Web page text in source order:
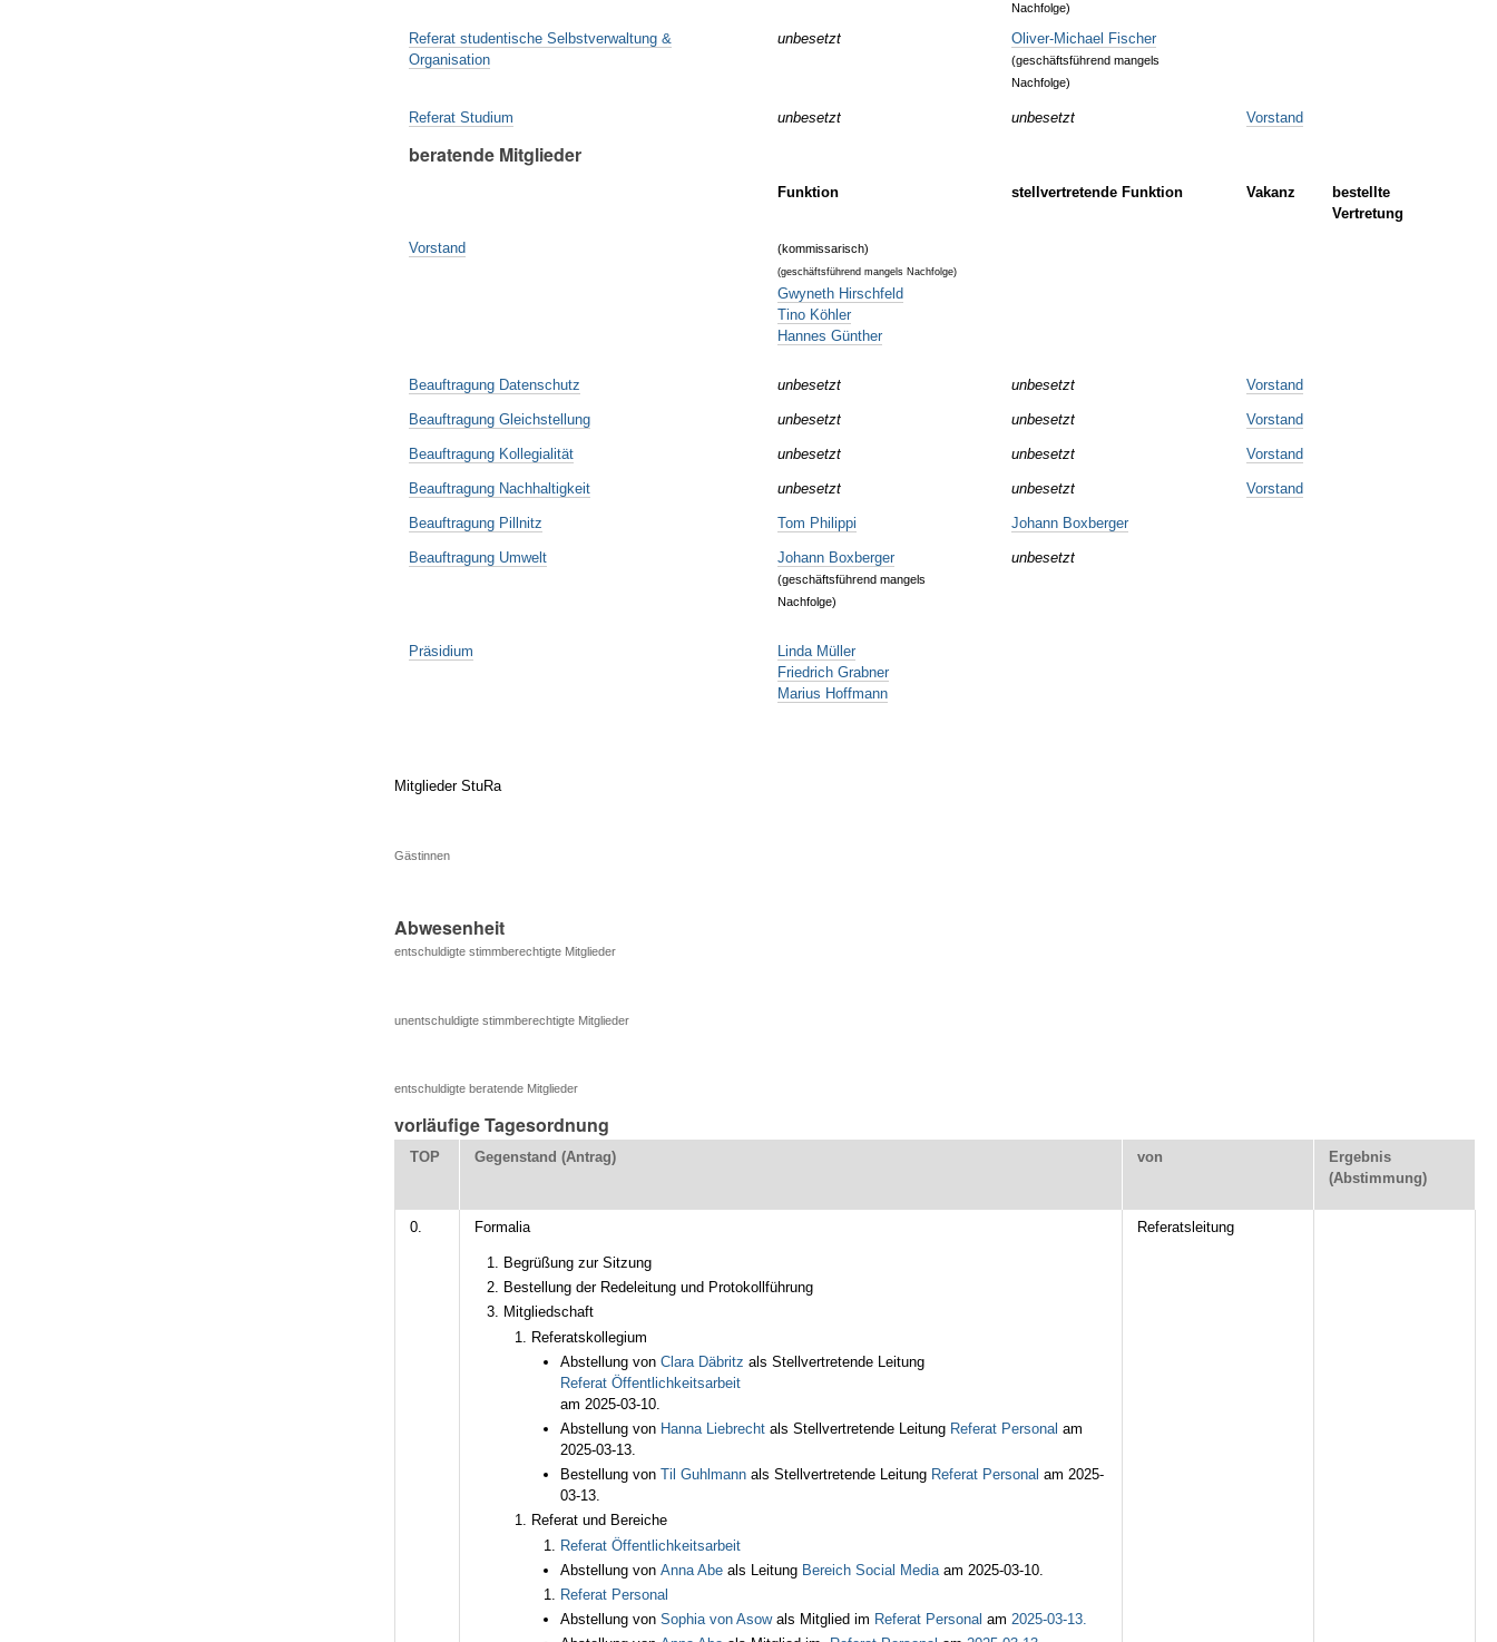
Nachfolge)
Referat studentische Selbstverwaltung &
Organisation
unbesetzt Oliver-Michael Fischer
(geschäftsführend mangels
Nachfolge)
Referat Studium unbesetzt unbesetzt Vorstand
beratende Mitglieder
Funktion stellvertretende Funktion Vakanz
bestellte
Vertretung
Vorstand (kommissarisch)
(geschäftsführend mangels Nachfolge)
Gwyneth Hirschfeld
Tino Köhler
Hannes Günther
Beauftragung Datenschutz unbesetzt unbesetzt Vorstand
Beauftragung Gleichstellung unbesetzt unbesetzt Vorstand
Beauftragung Kollegialität unbesetzt unbesetzt Vorstand
Beauftragung Nachhaltigkeit unbesetzt unbesetzt Vorstand
Beauftragung Pillnitz Tom Philippi Johann Boxberger
Beauftragung Umwelt Johann Boxberger
(geschäftsführend mangels
Nachfolge)
unbesetzt
Präsidium
Linda Müller
Friedrich Grabner
Marius Hoffmann
Mitglieder StuRa
Gästinnen
Abwesenheit
entschuldigte stimmberechtigte Mitglieder
unentschuldigte stimmberechtigte Mitglieder
entschuldigte beratende Mitglieder
vorläufige Tagesordnung
TOP Gegenstand (Antrag) von
Ergebnis
(Abstimmung)
0. Formalia
Begrüßung zur Sitzung
Bestellung der Redeleitung und Protokollführung
Mitgliedschaft
Referatskollegium
Abstellung von Clara Däbritz als Stellvertretende Leitung
Referat Öffentlichkeitsarbeit
am 2025-03-10.
Abstellung von Hanna Liebrechtals Stellvertretende Leitung Referat Personal am
2025-03-13.
Bestellung von Til Guhlmannals Stellvertretende Leitung Referat Personal am 2025-
03-13.
Referat und Bereiche
Referat Öffentlichkeitsarbeit
Abstellung von Anna Abeals Leitung Bereich Social Mediaam 2025-03-10.
Referat Personal
Abstellung von Sophia von Asowals Mitglied im Referat Personal am 2025-03-13.
Referatsleitung